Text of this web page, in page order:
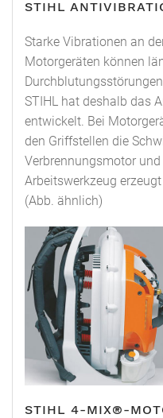
STIHL
Starke Vibrationen an
Motorgeräten können
STIHL hat deshalb das
entwickelt. Bei
den Griffstellen die
Verbrennungsmotor
Arbeitswerkzeug
(Abb. ähnlich)
STIHL 4-MIX®-